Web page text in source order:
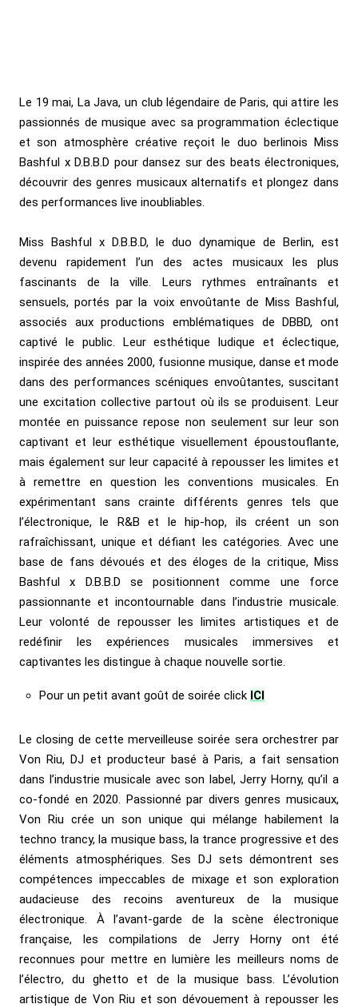
Le 19 mai, La Java, un club légendaire de Paris, qui attire les
passionnés de musique avec sa programmation éclectique
et son atmosphère créative reçoit le duo berlinois Miss
Bashful x D.B.B.D pour dansez sur des beats électroniques,
découvrir des genres musicaux alternatifs et plongez dans
des performances live inoubliables.
Miss Bashful x D.B.B.D, le duo dynamique de Berlin, est
devenu rapidement l’un des actes musicaux les plus
fascinants de la ville. Leurs rythmes entraînants et
sensuels, portés par la voix envoûtante de Miss Bashful,
associés aux productions emblématiques de DBBD, ont
captivé le public. Leur esthétique ludique et éclectique,
inspirée des années 2000, fusionne musique, danse et mode
dans des performances scéniques envoûtantes, suscitant
une excitation collective partout où ils se produisent. Leur
montée en puissance repose non seulement sur leur son
captivant et leur esthétique visuellement époustouflante,
mais également sur leur capacité à repousser les limites et
à remettre en question les conventions musicales. En
expérimentant sans crainte différents genres tels que
l’électronique, le R&B et le hip-hop, ils créent un son
rafraîchissant, unique et défiant les catégories. Avec une
base de fans dévoués et des éloges de la critique, Miss
Bashful x D.B.B.D se positionnent comme une force
passionnante et incontournable dans l’industrie musicale.
Leur volonté de repousser les limites artistiques et de
redéfinir les expériences musicales immersives et
captivantes les distingue à chaque nouvelle sortie.
Pour un petit avant goût de soirée click ICI
Le closing de cette merveilleuse soirée sera orchestrer par
Von Riu, DJ et producteur basé à Paris, a fait sensation
dans l’industrie musicale avec son label, Jerry Horny, qu’il a
co-fondé en 2020. Passionné par divers genres musicaux,
Von Riu crée un son unique qui mélange habilement la
techno trancy, la musique bass, la trance progressive et des
éléments atmosphériques. Ses DJ sets démontrent ses
compétences impeccables de mixage et son exploration
audacieuse des recoins aventureux de la musique
électronique. À l’avant-garde de la scène électronique
française, les compilations de Jerry Horny ont été
reconnues pour mettre en lumière les meilleurs noms de
l’électro, du ghetto et de la musique bass. L’évolution
artistique de Von Riu et son dévouement à repousser les